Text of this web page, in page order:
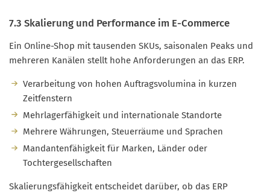
7.3 Skalierung und Performance im E-Commerce
Ein Online-Shop mit tausenden SKUs, saisonalen Peaks und
mehreren Kanälen stellt hohe Anforderungen an das ERP.
Verarbeitung von hohen Auftragsvolumina in kurzen
Zeitfenstern
Mehrlagerfähigkeit und internationale Standorte
Mehrere Währungen, Steuerräume und Sprachen
Mandantenfähigkeit für Marken, Länder oder
Tochtergesellschaften
Skalierungsfähigkeit entscheidet darüber, ob das ERP